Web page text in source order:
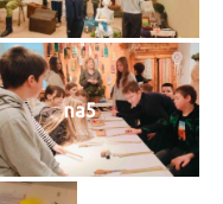
na5